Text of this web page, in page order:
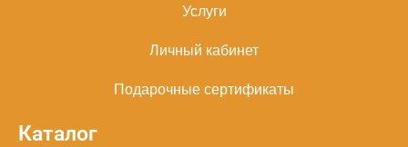
Услуги
Личный кабинет
Подарочные сертификаты
Каталог